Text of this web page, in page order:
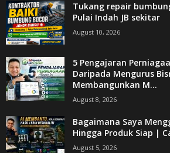
Tukang repair
Pulai Indah JB sekitar
August 10, 2026
5 Pengajaran
Daripada Mengurus
Membangunkan M...
August 8, 2026
Bagaimana Saya
Hingga Produk Siap |
August 5, 2026